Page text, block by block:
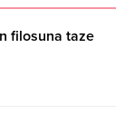
filosuna taze